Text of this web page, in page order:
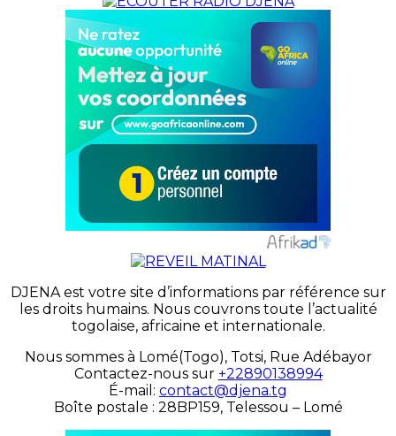
DJENA est votre site d’informations par référence sur
les droits humains. Nous couvrons toute l’actualité
togolaise, africaine et internationale.
Nous sommes à Lomé(Togo), Totsi, Rue Adébayor
Contactez-nous sur +22890138994
É-mail: contact@djena.tg
Boîte postale : 28BP159, Telessou – Lomé